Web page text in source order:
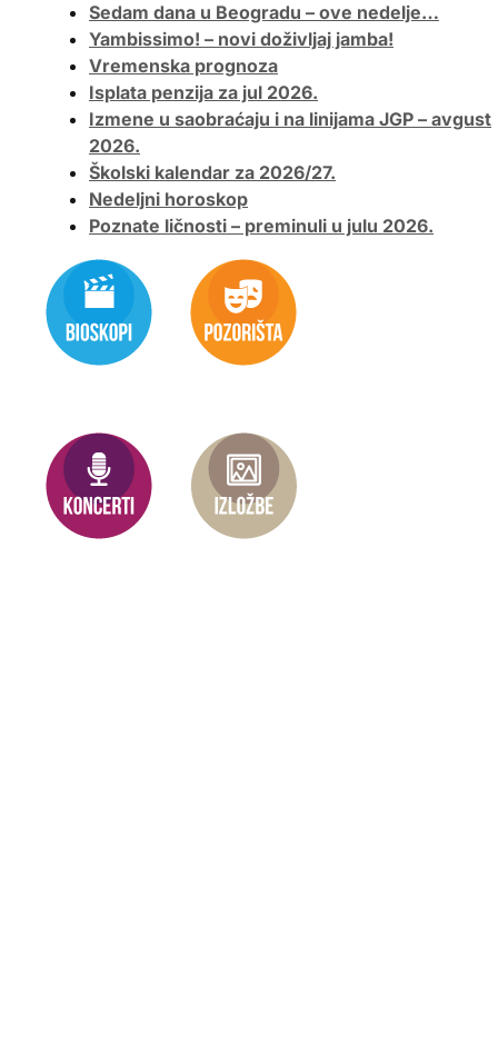
Sedam dana u Beogradu – ove nedelje…
Yambissimo! – novi doživljaj jamba!
Vremenska prognoza
Isplata penzija za jul 2026.
Izmene u saobraćaju i na linijama JGP – avgust
2026.
Školski kalendar za 2026/27.
Nedeljni horoskop
Poznate ličnosti – preminuli u julu 2026.